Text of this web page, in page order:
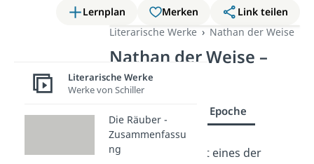
Lernplan Merken
Link teilen
Literarische Werke
Nathan der Weise
Nathan der Weise –
Epoche
Epoche
Lessings Drama ist eines der
Literarische Werke
Werke von Schiller
Die Räuber -
Zusammenfassu
ng